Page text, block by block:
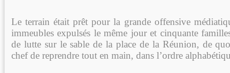
Le terrain était prêt pour la grande offensive
immeubles expulsés le même jour et cinquante
de lutte sur le sable de la place de la Réunion, de
chef de reprendre tout en main, dans l’ordre